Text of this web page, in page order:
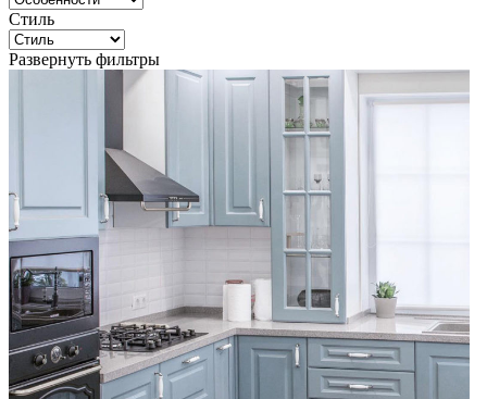
Стиль
Развернуть фильтры